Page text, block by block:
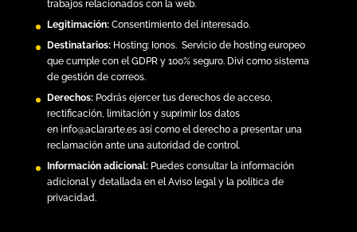
trabajos relacionados con la web.
Legitimación: Consentimiento del interesado.
Destinatarios:Hosting: Ionos.Servicio de hosting europeo
que cumple con el GDPR y 100% seguro. Divi como sistema
de gestión de correos.
Derechos: Podrás ejercer tus derechos de acceso,
rectificación, limitación y suprimir los datos
en info@aclararte.esasí como el derecho a presentar una
reclamación ante una autoridad de control.
Información adicional:Puedes consultar la información
adicional y detallada en el Aviso legal y la política de
privacidad .